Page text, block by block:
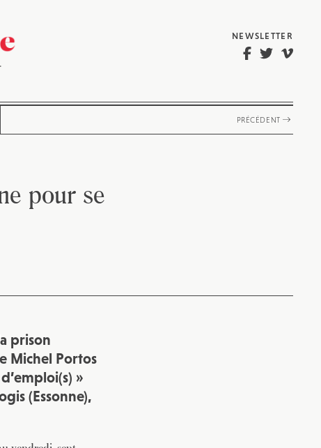
NEWSLETTER
PRÉCÉDENT
pour se
prison
Michel Portos
»
(Essonne),